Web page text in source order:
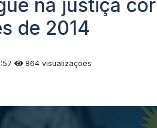
na justiça
de 2014
864 visualizações